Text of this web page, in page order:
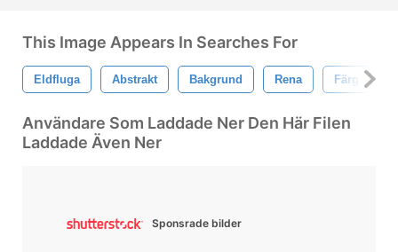
This Image Appears In Searches For
Eldfluga Abstrakt Bakgrund Rena Färg
Användare Som Laddade Ner Den Här Filen
Laddade Även Ner
Sponsrade bilder